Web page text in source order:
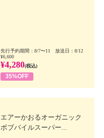
先行予約期間：8/7〜11 放送日：8/12
¥6,600
¥4,280(税込)
35%OFF
エアーかおるオーガニック
ボブパイルスーパー...